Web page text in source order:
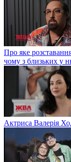
Про яке
чому з близьких у
Актриса Валерія